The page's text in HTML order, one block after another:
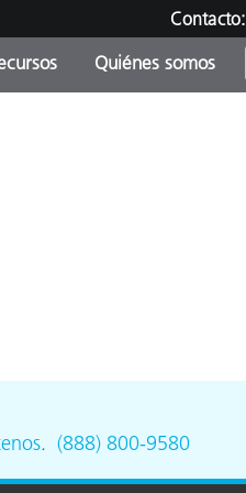
Contacto:
Quiénes somos
. (888) 800-9580